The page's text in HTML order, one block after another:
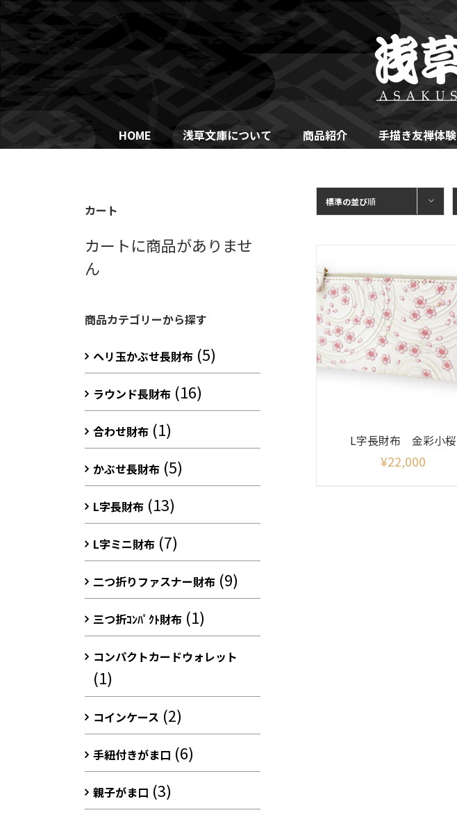
Skip
to
content
HOME 浅草文庫について 商品紹介 手描き友禅体験
標準の並び順
L字長財布 金彩小桜
¥22,000
カート
カートに商品がありませ
ん
商品カテゴリーから探す
ヘリ玉かぶせ長財布 (5)
ラウンド長財布 (16)
合わせ財布 (1)
かぶせ長財布 (5)
L字長財布 (13)
L字ミニ財布 (7)
二つ折りファスナー財布 (9)
三つ折ｺﾝﾊﾟｸﾄ財布 (1)
コンパクトカードウォレット
(1)
コインケース (2)
手紐付きがま口 (6)
親子がま口 (3)